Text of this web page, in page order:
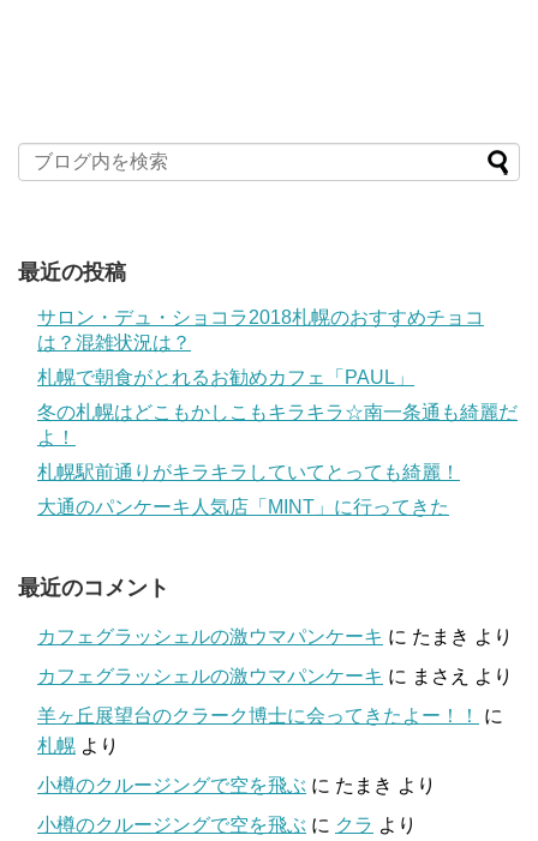
最近の投稿
サロン・デュ・ショコラ2018札幌のおすすめチョコ
は？混雑状況は？
札幌で朝食がとれるお勧めカフェ「PAUL」
冬の札幌はどこもかしこもキラキラ☆南一条通も綺麗だ
よ！
札幌駅前通りがキラキラしていてとっても綺麗！
大通のパンケーキ人気店「MINT」に行ってきた
最近のコメント
カフェグラッシェルの激ウマパンケーキ に たまき より
カフェグラッシェルの激ウマパンケーキ に まさえ
より
羊ヶ丘展望台のクラーク博士に会ってきたよー！！
に
札幌 より
小樽のクルージングで空を飛ぶ に たまき より
小樽のクルージングで空を飛ぶ に クラ より